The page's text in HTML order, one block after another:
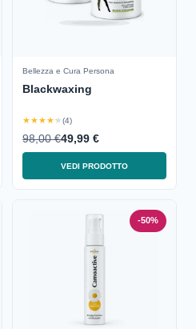
Bellezza e Cura Persona
Blackwaxing
★★★★★(4)
98,00 €49,99 €
VEDI PRODOTTO
-50%